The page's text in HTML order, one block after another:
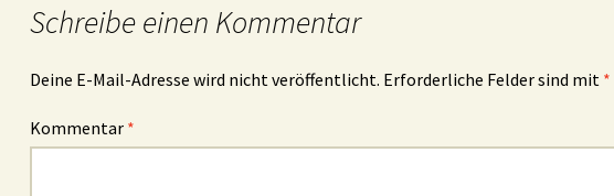
Schreibe einen Kommentar
Deine E-Mail-Adresse wird nicht veröffentlicht. Erforderliche Felder sind mit *
Kommentar *